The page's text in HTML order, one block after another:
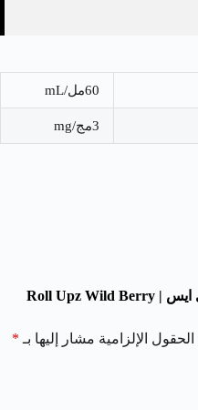
60مل/mL
3مج/mg
كن أول من يقيم “رول ابز وايلد بيري ايس | Roll Upz Wild Berry
الحقول الإلزامية مشار إليها بـ *